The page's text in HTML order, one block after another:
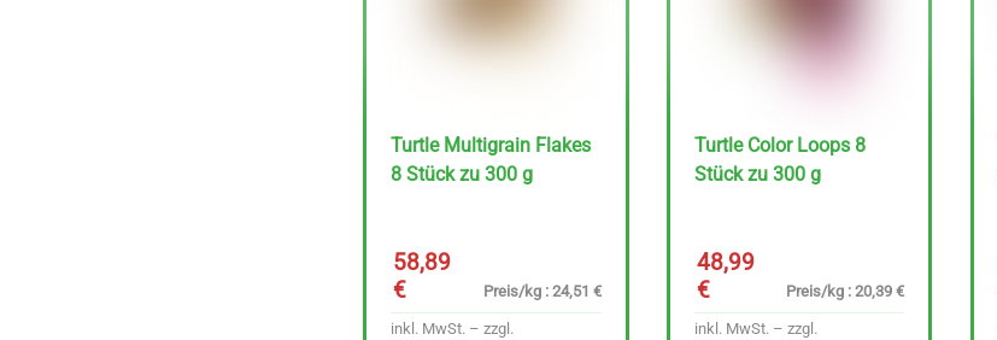
Turtle Multigrain Flakes
8 Stück zu 300 g
58,89
€
Preis/kg : 24,51 €
inkl. MwSt. – zzgl.
Turtle Color Loops 8
Stück zu 300 g
48,99
€
Preis/kg : 20,39 €
inkl. MwSt. – zzgl.